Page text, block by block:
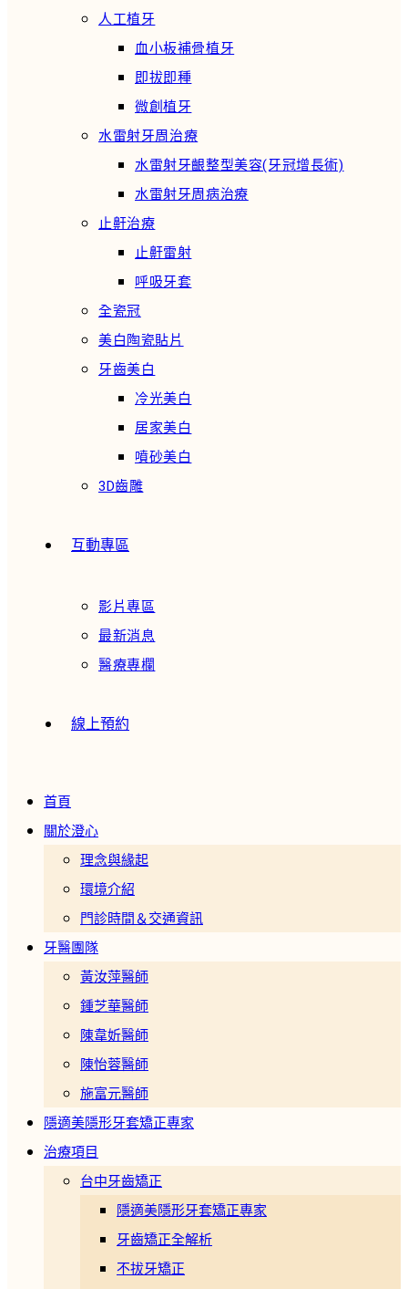
人工植牙
血小板補骨植牙
即拔即種
微創植牙
水雷射牙周治療
水雷射牙齦整型美容(牙冠增長術)
水雷射牙周病治療
止鼾治療
止鼾雷射
呼吸牙套
全瓷冠
美白陶瓷貼片
牙齒美白
冷光美白
居家美白
噴砂美白
3D齒雕
互動專區
影片專區
最新消息
醫療專欄
線上預約
首頁
關於澄心
理念與緣起
環境介紹
門診時間＆交通資訊
牙醫團隊
黃汝萍醫師
鍾芝華醫師
陳韋妡醫師
陳怡蓉醫師
施富元醫師
隱適美隱形牙套矯正專家
治療項目
台中牙齒矯正
隱適美隱形牙套矯正專家
牙齒矯正全解析
不拔牙矯正